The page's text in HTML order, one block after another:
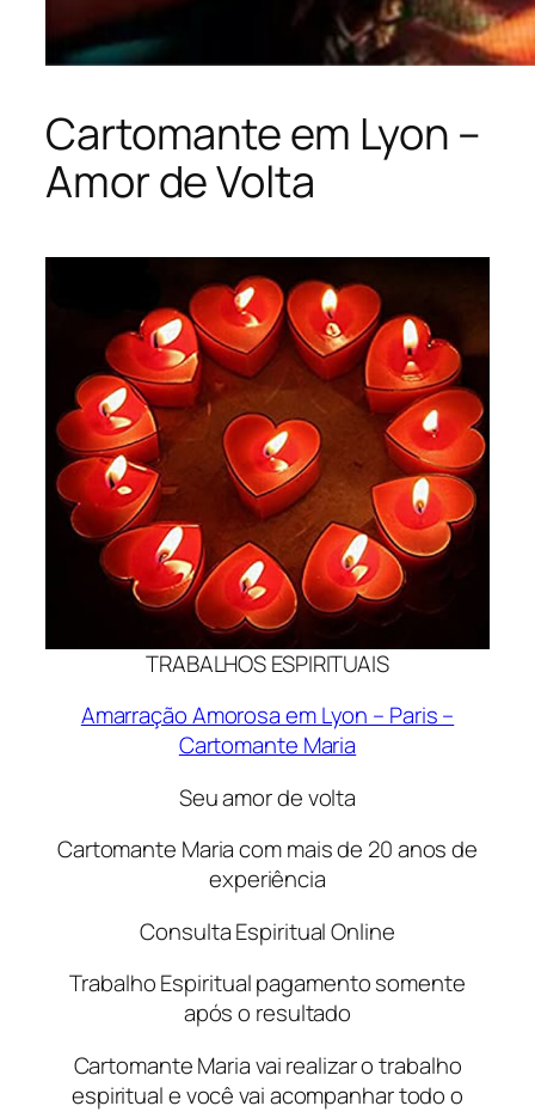
Cartomante em Lyon –
Amor de Volta
TRABALHOS ESPIRITUAIS
Amarração Amorosa em Lyon – Paris –
Cartomante Maria
Seu amor de volta
Cartomante Maria com mais de 20 anos de
experiência
Consulta Espiritual Online
Trabalho Espiritual pagamento somente
após o resultado
Cartomante Maria vai realizar o trabalho
espiritual e você vai acompanhar todo o